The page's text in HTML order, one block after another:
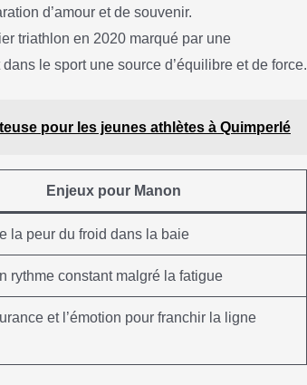
d’amour et de souvenir.
triathlon en 2020 marqué par une
le sport une source d’équilibre et de force.
pour les jeunes athlètes à Quimperlé
Enjeux pour Manon
la peur du froid dans la baie
rythme constant malgré la fatigue
et l’émotion pour franchir la ligne